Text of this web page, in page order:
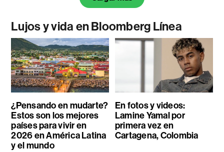
Lujos y vida en Bloomberg Línea
¿Pensando en mudarte?
Estos son los mejores
países para vivir en
2026 en América Latina
y el mundo
En fotos y videos:
Lamine Yamal por
primera vez en
Cartagena, Colombia